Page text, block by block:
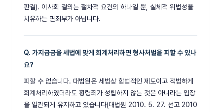
판결). 이사회 결의는 절차적 요건의 하나일 뿐, 실체적 위법성을
치유하는 면죄부가 아닙니다.
Q. 가지급금을 세법에 맞게 회계처리하면 형사처벌을 피할 수 있나
요?
피할 수 없습니다. 대법원은 세법상 합법적인 제도이고 적법하게
회계처리하였더라도 횡령죄가 성립하지 않는 것은 아니라는 입장
을 일관되게 유지하고 있습니다(대법원 2010. 5. 27. 선고 2010